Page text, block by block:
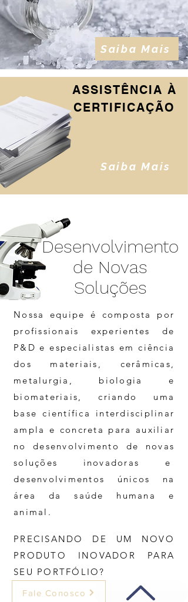
Saiba Mais
ASSISTÊNCIA À
CERTIFICAÇÃO
Saiba Mais
Desenvolvimento
de Novas
Soluções
Nossa equipe é composta por
profissionais experientes de
P&D e especialistas em ciência
dos materiais, cerâmicas,
metalurgia, biologia e
biomateriais, criando uma
base científica interdisciplinar
ampla e concreta para auxiliar
no desenvolvimento de novas
soluções inovadoras e
desenvolvimentos únicos na
área da saúde humana e
animal.
PRECISANDO DE UM NOVO
PRODUTO INOVADOR PARA
SEU PORTFÓLIO?
Fale Conosco